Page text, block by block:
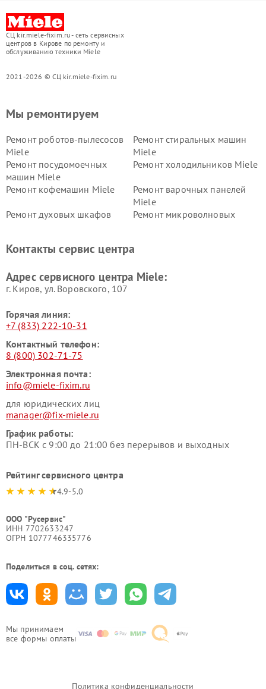
СЦ kir.miele-fixim.ru - сеть сервисных
центров в Кирове по ремонту и
обслуживанию техники Miele
2021-2026 © СЦ kir.miele-fixim.ru
Мы принимаем
все формы оплаты
Мы ремонтируем
Ремонт роботов-пылесосов
Miele
Ремонт стиральных машин
Miele
Ремонт посудомоечных
машин Miele
Ремонт холодильников Miele
Ремонт кофемашин Miele
Ремонт варочных панелей
Miele
Ремонт духовых шкафов
Ремонт микроволновых
Miele
Miele
пылесосов Miele
Контакты сервис центра
Адрес сервисного центра Miele:
г. Киров, ул. Воровского, 107
Горячая линия:
+7 (833) 222-10-31
Контактный телефон:
8 (800) 302-71-75
Электронная почта:
info@miele-fixim.ru
для юридических лиц
manager@fix-miele.ru
График работы:
ПН-ВСК с 9:00 до 21:00 без перерывов и выходных
Рейтинг сервисного центра
4.9-5.0
ООО "Русервис"
ИНН 7702633247
ОГРН 1077746335776
Поделиться в соц. сетях:
Политика конфиденциальности